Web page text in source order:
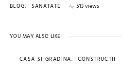
BLOG SANATATE 513 views
YOU MAY ALSO LIKE
CASA SI GRADINA CONSTRUCTII